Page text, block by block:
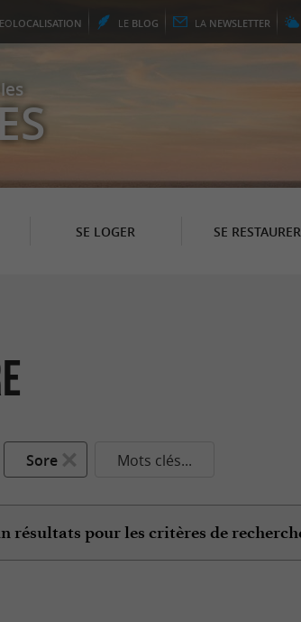
LOCALISATION LE BLOG LA NEWSLETTER
SE LOGER SE RESTAURER
Sore Mots clés...
résultats pour les critères de